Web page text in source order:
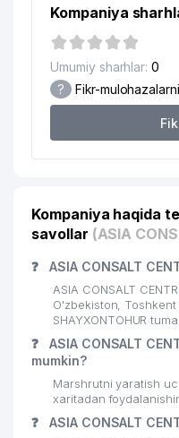
Kompaniya
Umumiy sharhlar: 0
? Fikr-
Kompaniya haqida
savollar (ASIA
❓ ASIA CONSALT
ASIA CONSALT
O'zbekiston, Toshkent
SHAYXONTOHUR
❓
ASIA CONSALT
mumkin?
Marshrutni yaratish
xaritadan
❓ ASIA CONSALT